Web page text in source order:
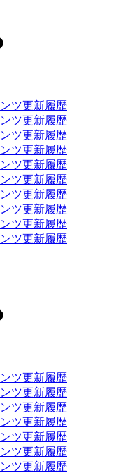
ツ更新履歴
ツ更新履歴
ツ更新履歴
ツ更新履歴
ツ更新履歴
ツ更新履歴
ツ更新履歴
ツ更新履歴
ツ更新履歴
ツ更新履歴
ツ更新履歴
ツ更新履歴
ツ更新履歴
ツ更新履歴
ツ更新履歴
ツ更新履歴
ツ更新履歴